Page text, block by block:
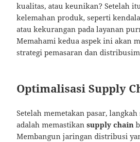
kualitas, atau keunikan? Setelah
kelemahan produk, seperti
atau kekurangan pada layanan
Memahami kedua aspek ini akan
strategi pemasaran dan
Optimalisasi Supply
Setelah memetakan pasar,
adalah memastikansupply chain
Membangun jaringan distribusi